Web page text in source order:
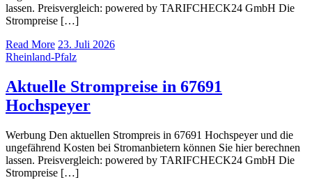
lassen. Preisvergleich: powered by TARIFCHECK24 GmbH Die
Strompreise […]
Read More 23. Juli 2026
Rheinland-Pfalz
Aktuelle Strompreise in 67691
Hochspeyer
Werbung Den aktuellen Strompreis in 67691 Hochspeyer und die
ungefährend Kosten bei Stromanbietern können Sie hier berechnen
lassen. Preisvergleich: powered by TARIFCHECK24 GmbH Die
Strompreise […]